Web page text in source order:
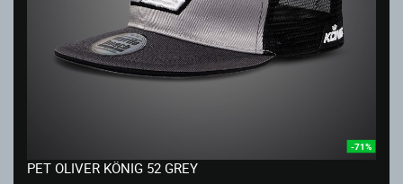
-71%
PET OLIVER KÖNIG 52 GREY